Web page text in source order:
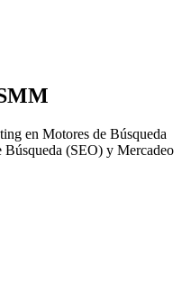
en Motores de Búsqueda
(SEO) y Mercadeo